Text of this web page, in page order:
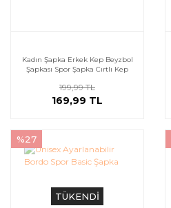
Kadın Şapka Erkek Kep Beyzbol
Şapkası Spor Şapka Cırtlı Kep
199,99 TL
169,99 TL
TÜKENDİ
%27